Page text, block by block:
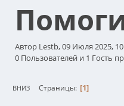
Автор Lestb, 09 Июля 2025,
0 Пользователей и 1 Гость
ВНИЗ Страницы 1